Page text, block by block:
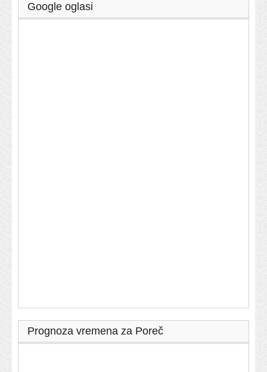
Google oglasi
Prognoza vremena za Poreč